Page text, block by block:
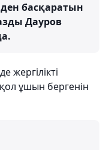
басқаратын
Дауров
жергілікті
ұшын бергенін